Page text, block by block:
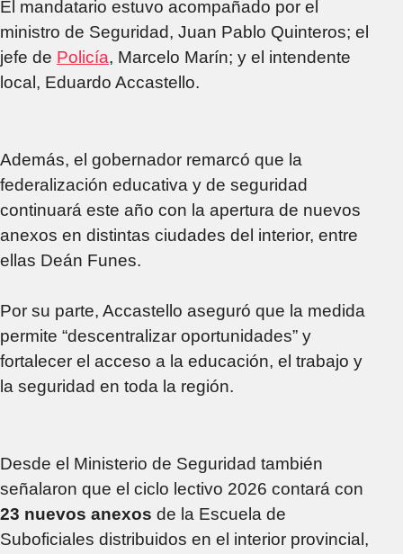
El mandatario estuvo acompañado por el
ministro de Seguridad, Juan Pablo Quinteros; el
jefe de Policía, Marcelo Marín; y el intendente
local, Eduardo Accastello.
Además, el gobernador remarcó que la
federalización educativa y de seguridad
continuará este año con la apertura de nuevos
anexos en distintas ciudades del interior, entre
ellas Deán Funes.
Por su parte, Accastello aseguró que la medida
permite “descentralizar oportunidades” y
fortalecer el acceso a la educación, el trabajo y
la seguridad en toda la región.
Desde el Ministerio de Seguridad también
señalaron que el ciclo lectivo 2026 contará con
23 nuevos anexos de la Escuela de
Suboficiales distribuidos en el interior provincial,